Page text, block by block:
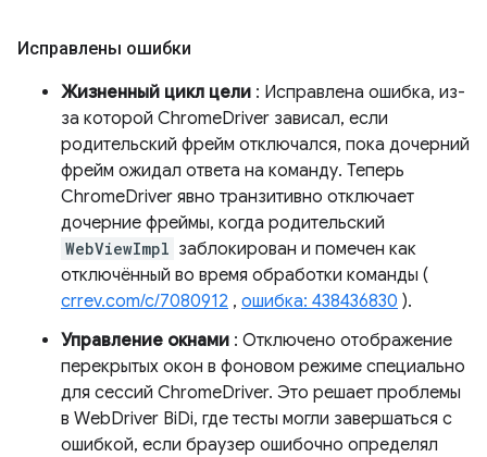
Исправлены ошибки
Жизненный цикл цели : Исправлена ​​ошибка, из-
за которой ChromeDriver зависал, если
родительский фрейм отключался, пока дочерний
фрейм ожидал ответа на команду. Теперь
ChromeDriver явно транзитивно отключает
дочерние фреймы, когда родительский
WebViewImpl заблокирован и помечен как
отключённый во время обработки команды (
crrev.com/c/7080912 , ошибка: 438436830 ).
Управление окнами : Отключено отображение
перекрытых окон в фоновом режиме специально
для сессий ChromeDriver. Это решает проблемы
в WebDriver BiDi, где тесты могли завершаться с
ошибкой, если браузер ошибочно определял